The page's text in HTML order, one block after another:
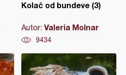
Kolač od bundeve (3)
Autor: Valeria Molnar
9434